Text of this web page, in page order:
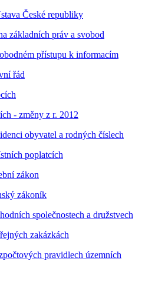
České republiky
základních práv a svobod
přístupu k informacím
řád
- změny z r. 2012
obyvatel a rodných číslech
poplatcích
zákon
zákoník
společnostech a družstvech
zakázkách
pravidlech územních